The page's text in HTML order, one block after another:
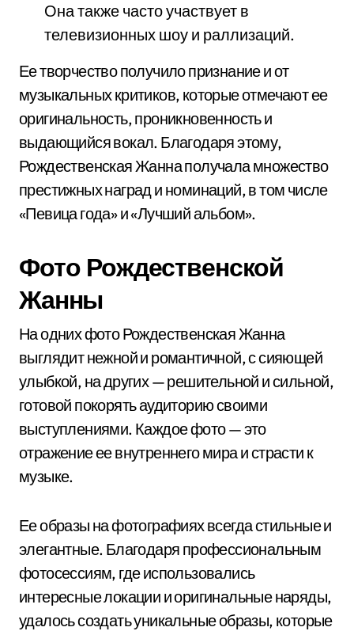
Она также часто участвует в
телевизионных шоу и раллизаций.
Ее творчество получило признание и от
музыкальных критиков, которые отмечают ее
оригинальность, проникновенность и
выдающийся вокал. Благодаря этому,
Рождественская Жанна получала множество
престижных наград и номинаций, в том числе
«Певица года» и «Лучший альбом».
Фото Рождественской
Жанны
На одних фото Рождественская Жанна
выглядит нежной и романтичной, с сияющей
улыбкой, на других — решительной и сильной,
готовой покорять аудиторию своими
выступлениями. Каждое фото — это
отражение ее внутреннего мира и страсти к
музыке.
Ее образы на фотографиях всегда стильные и
элегантные. Благодаря профессиональным
фотосессиям, где использовались
интересные локации и оригинальные наряды,
удалось создать уникальные образы, которые